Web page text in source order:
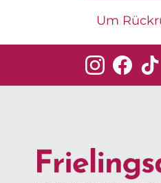
Um